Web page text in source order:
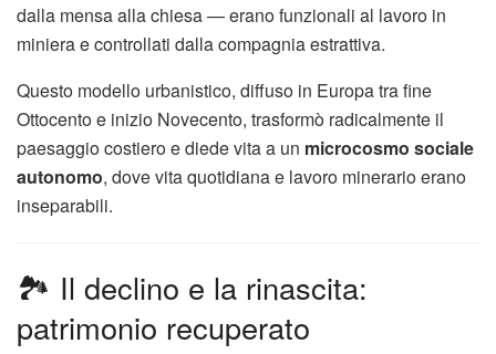
dalla mensa alla chiesa — erano funzionali al lavoro in
miniera e controllati dalla compagnia estrattiva.
Questo modello urbanistico, diffuso in Europa tra fine
Ottocento e inizio Novecento, trasformò radicalmente il
paesaggio costiero e diede vita a un microcosmo sociale
autonomo, dove vita quotidiana e lavoro minerario erano
inseparabili.
🏞️ Il declino e la rinascita:
patrimonio recuperato